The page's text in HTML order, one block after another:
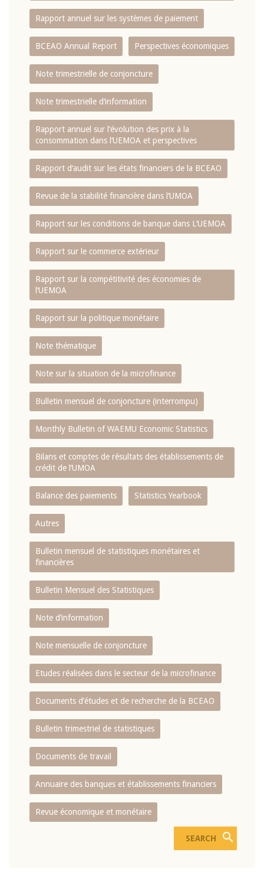
Rapport annuel sur les systèmes de paiement
BCEAO Annual Report Perspectives économiques
Note trimestrielle de conjoncture
Note trimestrielle d‘information
Rapport annuel sur l‘évolution des prix à la
consommation dans l‘UEMOA et perspectives
Rapport d‘audit sur les états financiers de la BCEAO
Revue de la stabilité financière dans l‘UMOA
Rapport sur les conditions de banque dans L‘UEMOA
Rapport sur le commerce extérieur
Rapport sur la compétitivité des économies de
l‘UEMOA
Rapport sur la politique monétaire
Note thématique
Note sur la situation de la microfinance
Bulletin mensuel de conjoncture (interrompu)
Monthly Bulletin of WAEMU Economic Statistics
Bilans et comptes de résultats des établissements de
crédit de l‘UMOA
Balance des paiements Statistics Yearbook
Autres
Bulletin mensuel de statistiques monétaires et
financières
Bulletin Mensuel des Statistiques
Note d’information
Note mensuelle de conjoncture
Etudes réalisées dans le secteur de la microfinance
Documents d’études et de recherche de la BCEAO
Bulletin trimestriel de statistiques
Documents de travail
Annuaire des banques et établissements financiers
Revue économique et monétaire